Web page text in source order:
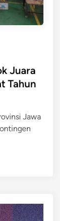
Juara
Tahun
Jawa